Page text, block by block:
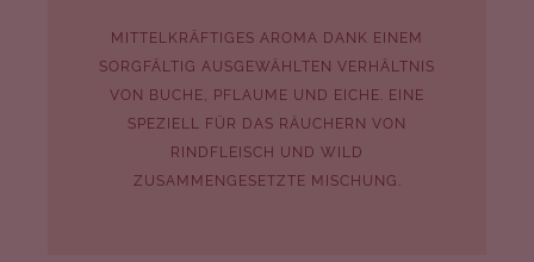
MITTELKRÄFTIGES AROMA DANK EINEM
SORGFÄLTIG AUSGEWÄHLTEN VERHÄLTNIS
VON BUCHE, PFLAUME UND EICHE. EINE
SPEZIELL FÜR DAS RÄUCHERN VON
RINDFLEISCH UND WILD
ZUSAMMENGESETZTE MISCHUNG.